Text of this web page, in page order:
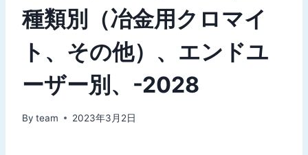
種類別（冶金用クロマイ
ト、その他）、エンドユ
ーザー別、-2028
By team 2023年3月2日